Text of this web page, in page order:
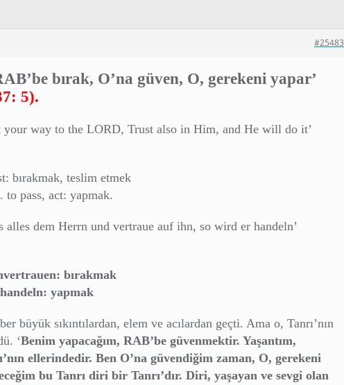
#25483
bırak, O’na güven, O, gerekeni yapar’
5).
your way to the LORD, Trust also in Him, and He will do it’
bırakmak, teslim etmek
to pass, act: yapmak.
alles dem Herrn und vertraue auf ihn, so wird er handeln’
bırakmak
yapmak
büyük sıkıntılardan, elem ve acılardan geçti. Ama o, Tanrı’nın
‘Benim yapacağım, RAB’be güvenmektir. Yaşantım,
ellerindedir. Ben O’na güvendiğim zaman, O, gerekeni
bu Tanrı diri bir Tanrı’dır. Diri, yaşayan ve sevgi olan